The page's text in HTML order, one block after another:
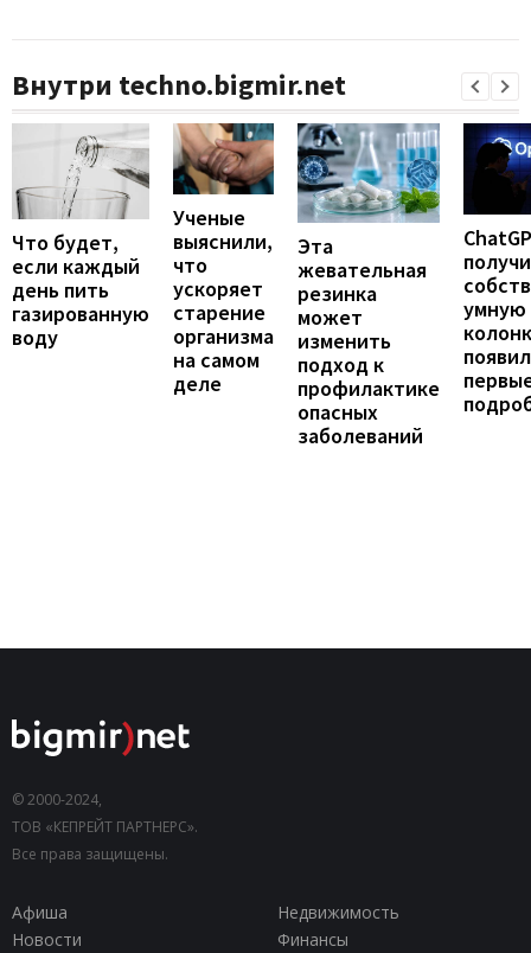
Внутри techno.bigmir.net
Что будет,
если каждый
день пить
газированную
воду
Ученые
выяснили,
что
ускоряет
старение
организма
на самом
деле
Эта
жевательная
резинка
может
изменить
подход к
профилактике
опасных
заболеваний
умную
© 2000-2024,
ТОВ «КЕПРЕЙТ ПАРТНЕРС».
Все права защищены.
Афиша
Недвижимость
Новости
Финансы